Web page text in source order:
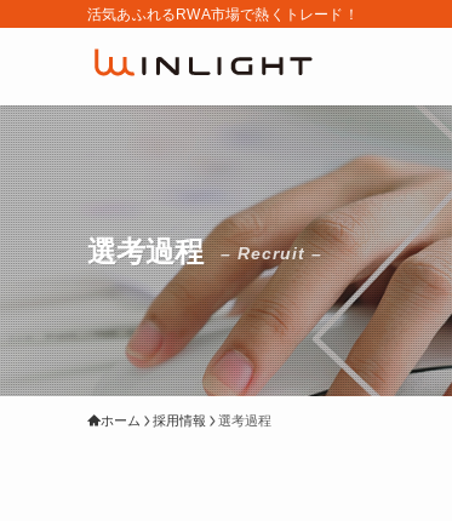
活気あふれるRWA市場で熱くトレード！
選考過程 – Recruit –
ホーム 採用情報 選考過程